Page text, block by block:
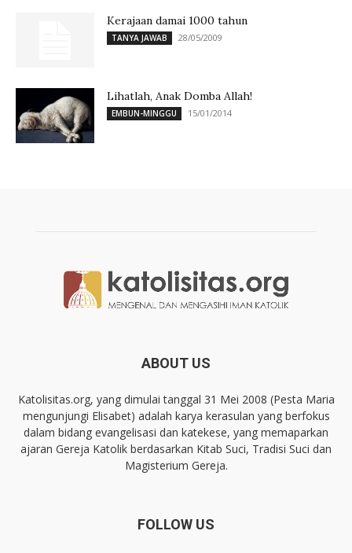
Kerajaan damai 1000 tahun
TANYA JAWAB 28/05/2009
Lihatlah, Anak Domba Allah!
EMBUN-MINGGU 15/01/2014
ABOUT US
Katolisitas.org, yang dimulai tanggal 31 Mei 2008 (Pesta Maria
mengunjungi Elisabet) adalah karya kerasulan yang berfokus
dalam bidang evangelisasi dan katekese, yang memaparkan
ajaran Gereja Katolik berdasarkan Kitab Suci, Tradisi Suci dan
Magisterium Gereja.
FOLLOW US